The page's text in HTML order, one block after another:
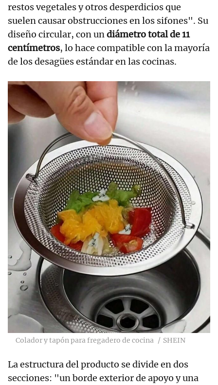
restos vegetales y otros desperdicios que
suelen causar obstrucciones en los sifones". Su
diseño circular, con undiámetro total de 11
centímetros, lo hace compatible con la mayoría
de los desagües estándar en las cocinas.
Colador y tapón para fregadero de cocina SHEIN
La estructura del producto se divide en dos
secciones: "un borde exterior de apoyo y una